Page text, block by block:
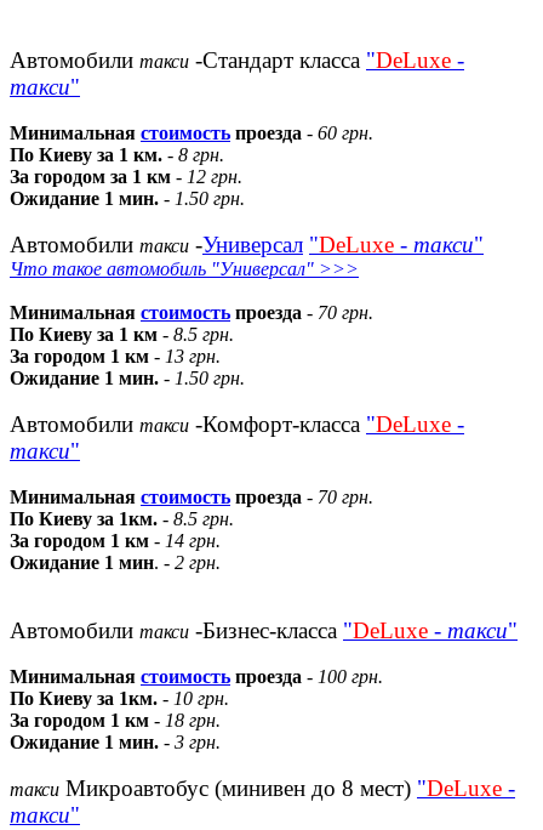
Автомобили такси -Стандарт класса "DeLuxe -
такси"
Минимальная стоимость проезда - 60 грн.
По Киеву за 1 км. - 8 грн.
За городом за 1 км - 12 грн.
Ожидание 1 мин. - 1.50 грн.
Автомобили такси -Универсал "DeLuxe - такси"
Что такое автомобиль "Универсал" >>>
Минимальная стоимость проезда - 70 грн.
По Киеву за 1 км - 8.5 грн.
За городом 1 км - 13 грн.
Ожидание 1 мин. - 1.50 грн.
Автомобили такси -Комфорт-класса "DeLuxe -
такси"
Минимальная стоимость проезда - 70 грн.
По Киеву за 1км. - 8.5 грн.
За городом 1 км - 14 грн.
Ожидание 1 мин. - 2 грн.
Автомобили такси -Бизнес-класса "DeLuxe - такси"
Минимальная стоимость проезда - 100 грн.
По Киеву за 1км. - 10 грн.
За городом 1 км - 18 грн.
Ожидание 1 мин. - 3 грн.
такси Микроавтобус (минивен до 8 мест) "DeLuxe -
такси"